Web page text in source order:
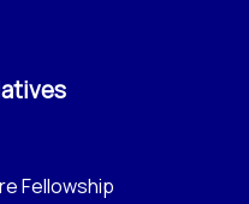
Fellowship